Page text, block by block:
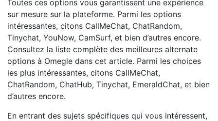
Toutes ces options vous garantissent une expérience
sur mesure sur la plateforme. Parmi les options
intéressantes, citons CallMeChat, ChatRandom,
Tinychat, YouNow, CamSurf, et bien d’autres encore.
Consultez la liste complète des meilleures alternate
options à Omegle dans cet article. Parmi les choices
les plus intéressantes, citons CallMeChat,
ChatRandom, ChatHub, Tinychat, EmeraldChat, et bien
d’autres encore.
En entrant des sujets spécifiques qui vous intéressent,